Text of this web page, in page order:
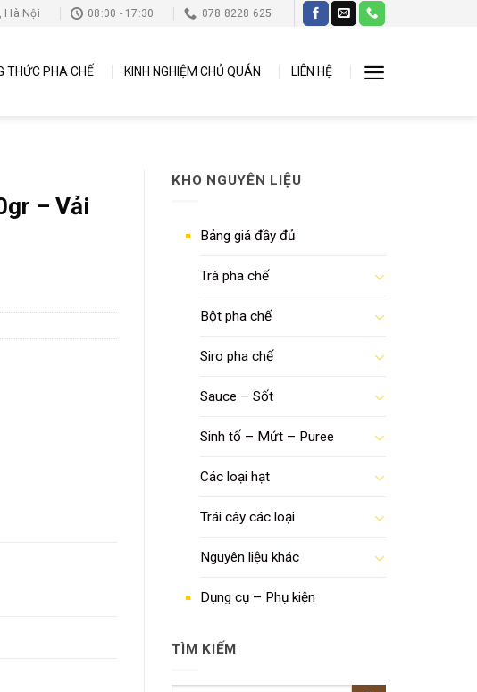
Hà Nội 08:00 - 17:30 078 8228 625
THỨC PHA CHẾ KINH NGHIỆM CHỦ QUÁN LIÊN HỆ
KHO NGUYÊN LIỆU
Bảng giá đầy đủ
Trà pha chế
Bột pha chế
Siro pha chế
Sauce – Sốt
Sinh tố – Mứt – Puree
Các loại hạt
Trái cây các loại
Nguyên liệu khác
Dụng cụ – Phụ kiện
TÌM KIẾM
– Vải